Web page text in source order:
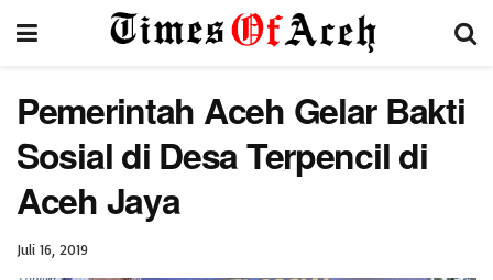
Pemerintah Aceh Gelar Bakti
Sosial di Desa Terpencil di
Aceh Jaya
Juli 16, 2019